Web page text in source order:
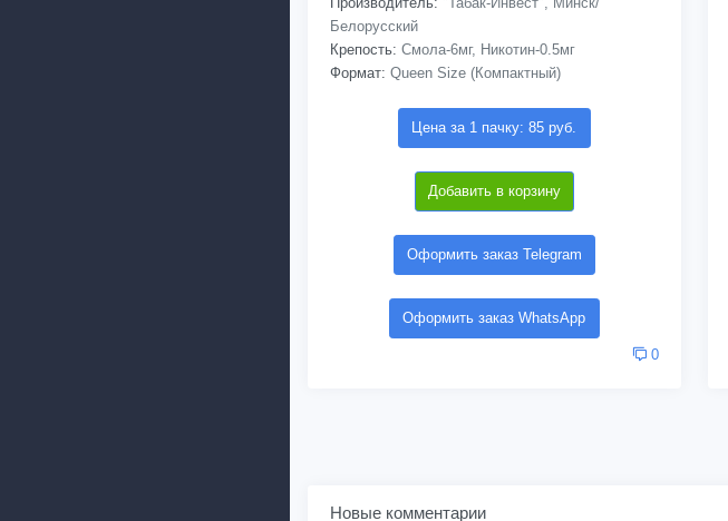
Белорусский
Крепость: Смола-6мг, Никотин-0.5мг
Формат: Queen Size (Компактный)
Цена за 1 пачку: 85 руб.
Добавить в корзину
Оформить заказ Telegram
Оформить заказ WhatsApp
0
Новые комментарии